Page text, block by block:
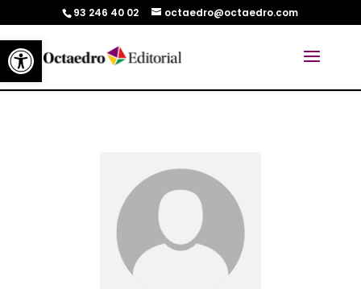
Abrir barra de herramientas
93 246 40 02 octaedro@octaedro.com